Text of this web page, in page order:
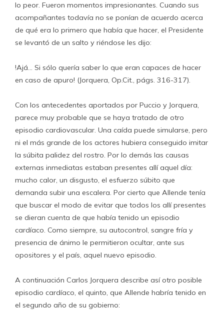
lo peor. Fueron momentos impresionantes. Cuando sus
acompañantes todavía no se ponían de acuerdo acerca
de qué era lo primero que había que hacer, el Presidente
se levantó de un salto y riéndose les dijo:
!Ajá… Si sólo quería saber lo que eran capaces de hacer
en caso de apuro! (Jorquera, Op.Cit., págs. 316-317).
Con los antecedentes aportados por Puccio y Jorquera,
parece muy probable que se haya tratado de otro
episodio cardiovascular. Una caída puede simularse, pero
ni el más grande de los actores hubiera conseguido imitar
la súbita palidez del rostro. Por lo demás las causas
externas inmediatas estaban presentes allí aquel día:
mucho calor, un disgusto, el esfuerzo súbito que
demanda subir una escalera. Por cierto que Allende tenía
que buscar el modo de evitar que todos los allí presentes
se dieran cuenta de que había tenido un episodio
cardíaco. Como siempre, su autocontrol, sangre fría y
presencia de ánimo le permitieron ocultar, ante sus
opositores y el país, aquel nuevo episodio.
A continuación Carlos Jorquera describe así otro posible
episodio cardíaco, el quinto, que Allende habría tenido en
el segundo año de su gobierno: